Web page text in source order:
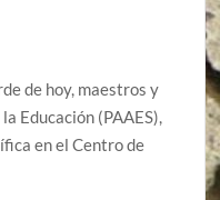
de hoy, maestros y
Educación (PAAES),
en el Centro de